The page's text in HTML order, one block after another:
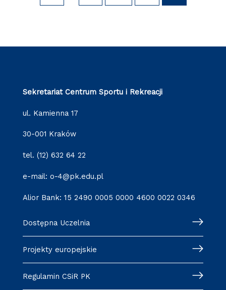
Sekretariat Centrum Sportu i Rekreacji
ul. Kamienna 17
30-001 Kraków
tel. (12) 632 64 22
e-mail: o-4@pk.edu.pl
Alior Bank: 15 2490 0005 0000 4600 0022 0346
Dostępna Uczelnia
Projekty europejskie
Regulamin CSiR PK